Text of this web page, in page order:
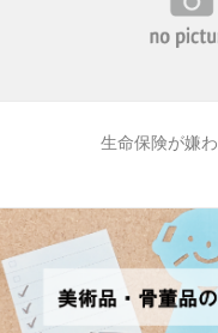
生命保険が嫌